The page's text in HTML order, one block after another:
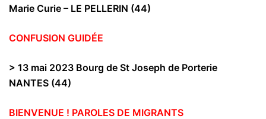
Marie Curie – LE PELLERIN (44)
CONFUSION GUIDÉE
> 13 mai 2023 Bourg de St Joseph de Porterie
NANTES (44)
BIENVENUE ! PAROLES DE MIGRANTS